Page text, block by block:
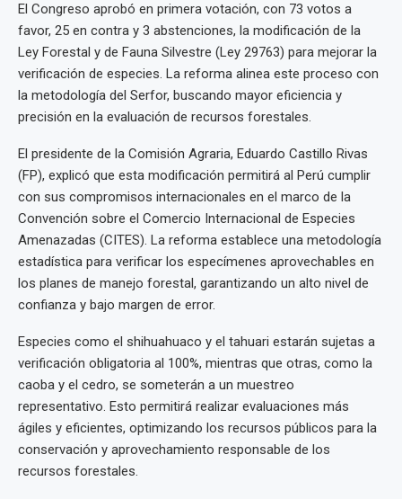
El Congreso aprobó en primera votación, con 73 votos a
favor, 25 en contra y 3 abstenciones, la modificación de la
Ley Forestal y de Fauna Silvestre (Ley 29763) para mejorar la
verificación de especies. La reforma alinea este proceso con
la metodología del Serfor, buscando mayor eficiencia y
precisión en la evaluación de recursos forestales.
El presidente de la Comisión Agraria, Eduardo Castillo Rivas
(FP), explicó que esta modificación permitirá al Perú cumplir
con sus compromisos internacionales en el marco de la
Convención sobre el Comercio Internacional de Especies
Amenazadas (CITES). La reforma establece una metodología
estadística para verificar los especímenes aprovechables en
los planes de manejo forestal, garantizando un alto nivel de
confianza y bajo margen de error.
Especies como el shihuahuaco y el tahuari estarán sujetas a
verificación obligatoria al 100%, mientras que otras, como la
caoba y el cedro, se someterán a un muestreo
representativo. Esto permitirá realizar evaluaciones más
ágiles y eficientes, optimizando los recursos públicos para la
conservación y aprovechamiento responsable de los
recursos forestales.